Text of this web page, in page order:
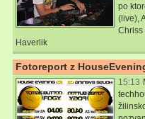
po
(live),
Chriss
Haverlik
Fotoreport z
15:13